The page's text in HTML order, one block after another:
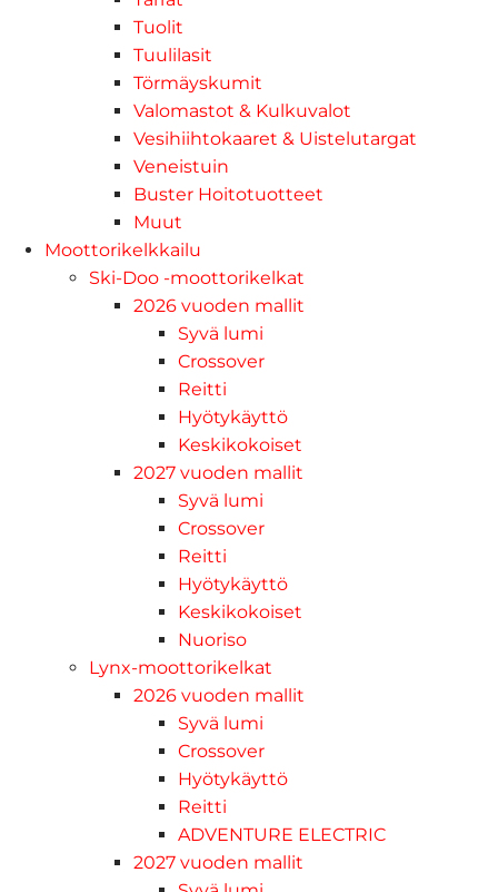
Tuolit
Tuulilasit
Törmäyskumit
Valomastot & Kulkuvalot
Vesihiihtokaaret & Uistelutargat
Veneistuin
Buster Hoitotuotteet
Muut
Moottorikelkkailu
Ski-Doo -moottorikelkat
2026 vuoden mallit
Syvä lumi
Crossover
Reitti
Hyötykäyttö
Keskikokoiset
2027 vuoden mallit
Syvä lumi
Crossover
Reitti
Hyötykäyttö
Keskikokoiset
Nuoriso
Lynx-moottorikelkat
2026 vuoden mallit
Syvä lumi
Crossover
Hyötykäyttö
Reitti
ADVENTURE ELECTRIC
2027 vuoden mallit